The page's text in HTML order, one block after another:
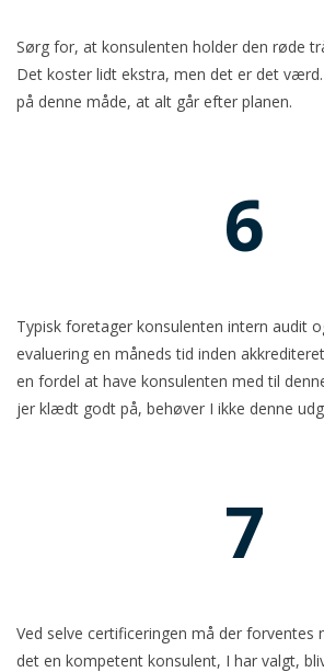
Sørg for, at konsulenten holder den røde
Det koster lidt ekstra, men det er det
på denne måde, at alt går efter planen.
6
Typisk foretager konsulenten intern audit
evaluering en måneds tid inden
en fordel at have konsulenten med til
jer klædt godt på, behøver I ikke denne
7
Ved selve certificeringen må der forventes
det en kompetent konsulent, I har valgt,